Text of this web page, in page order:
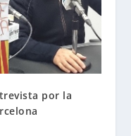
por la